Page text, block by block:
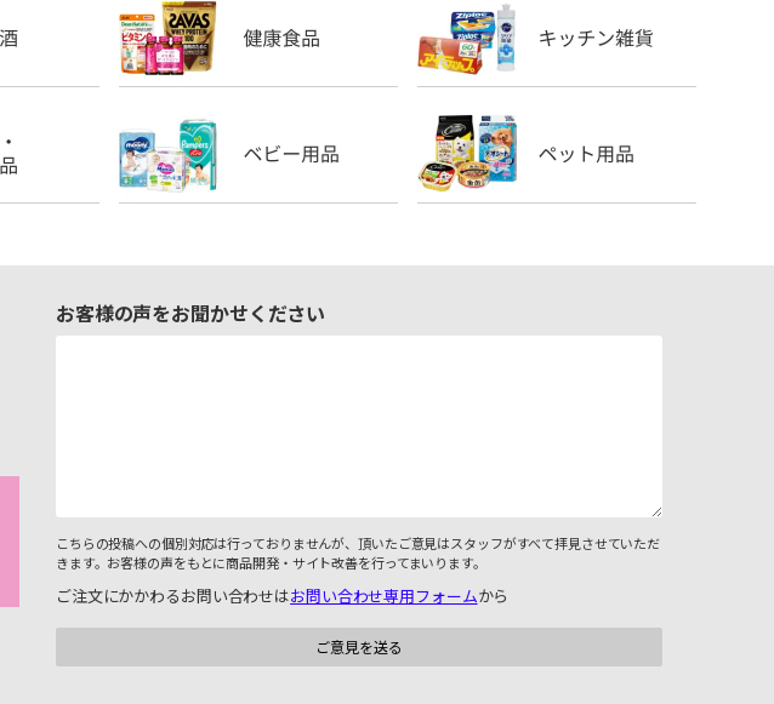
お客様の声をお聞かせください
こちらの投稿への個別対応は行っておりませんが、頂いたご意見はスタッフがすべて拝見させていただ
きます。お客様の声をもとに商品開発・サイト改善を行ってまいります。
ご注文にかかわるお問い合わせはお問い合わせ専用フォームから